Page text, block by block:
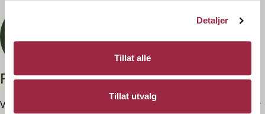
Detaljer
Tillat alle
Tillat utvalg
Privatperson?
Vi selger ingen varer direkte til privatpersoner. Alt salg går